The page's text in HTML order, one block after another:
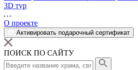
3D тур
О проекте
Активировать подарочный сертификат
ПОИСК ПО САЙТУ